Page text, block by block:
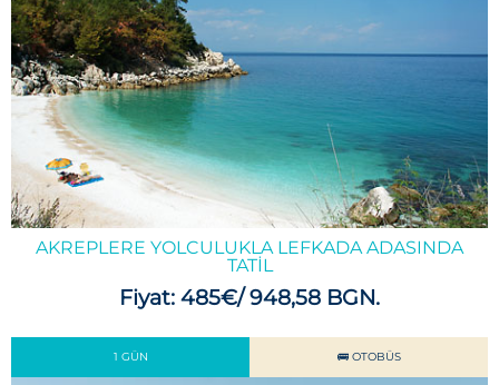
AKREPLERE YOLCULUKLA LEFKADA ADASINDA
TATİL
Fiyat: 485€/ 948,58 BGN.
1 GÜN 🚌 OTOBÜS